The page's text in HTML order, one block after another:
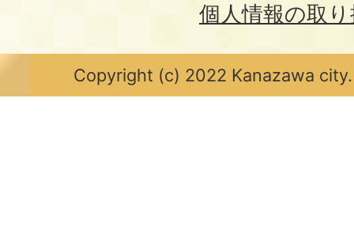
個人情報の取
Copyright (c) 2022 Kanazawa